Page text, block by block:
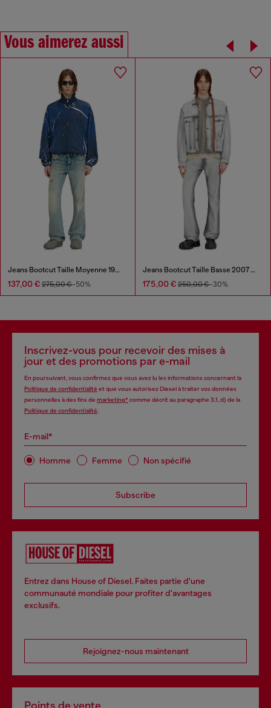
Vous aimerez aussi
Jeans Bootcut Taille Moyenne 1998 D-Buck
137,00 € 275,00 €-50%
Jeans Bootcut Taille Basse 2007 Zatiny
175,00 € 250,00 €-30%
Inscrivez-vous pour recevoir des mises à
jour et des promotions par e-mail
En poursuivant, vous confirmez que vous avez lu les informations concernant la
Politique de confidentialité et que vous autorisez Diesel à traiter vos données
personnelles à des fins de marketing*comme décrit au paragraphe 3.1, d) de la
Politique de confidentialité.
E-mail*
Homme Femme Non spécifié
Subscribe
Entrez dans House of Diesel. Faites partie d'une
communauté mondiale pour profiter d'avantages
exclusifs.
Rejoignez-nous maintenant